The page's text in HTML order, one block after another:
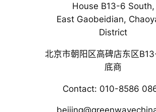
House B13-6 South,
East Gaobeidian,
District
北京市朝阳区高碑店东区
底商
Contact: 010-8586